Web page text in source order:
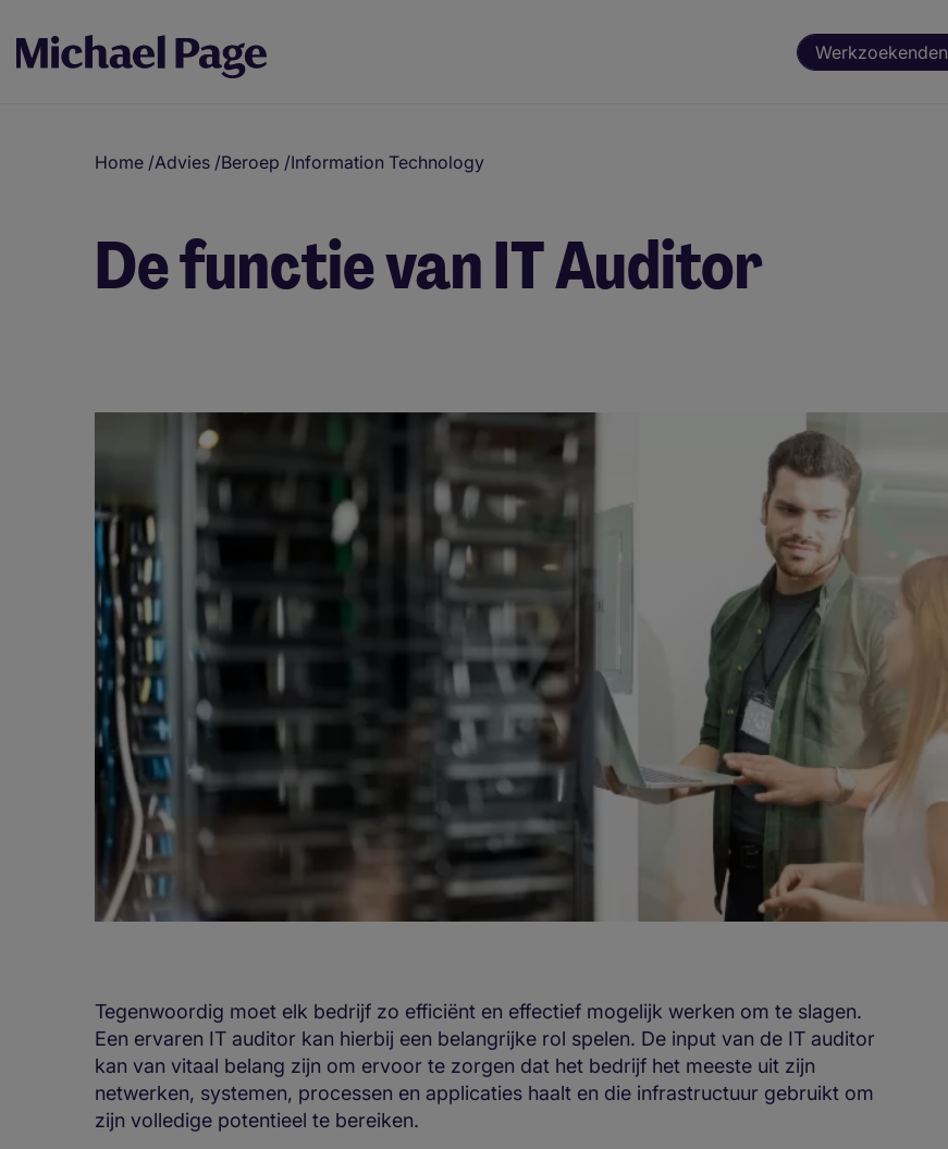
Werkzoekenden
Home /Advies /Beroep /Information Technology
De functie van IT Auditor
Tegenwoordig moet elk bedrijf zo efficiënt en effectief mogelijk werken om te slagen.
Een ervaren IT auditor kan hierbij een belangrijke rol spelen. De input van de IT auditor
kan van vitaal belang zijn om ervoor te zorgen dat het bedrijf het meeste uit zijn
netwerken, systemen, processen en applicaties haalt en die infrastructuur gebruikt om
zijn volledige potentieel te bereiken.